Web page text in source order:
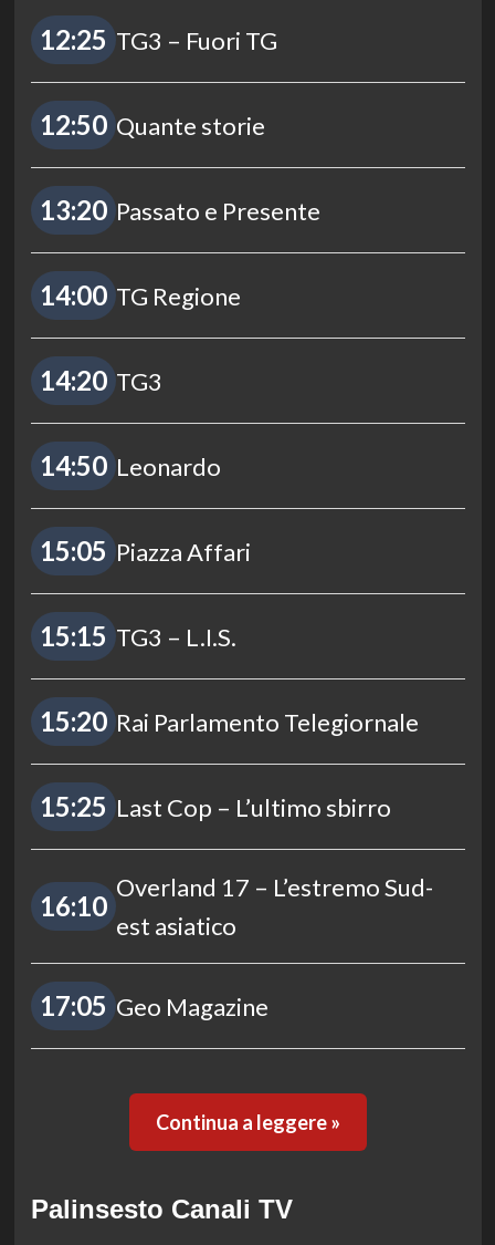
12:25 TG3 – Fuori TG
12:50 Quante storie
13:20 Passato e Presente
14:00 TG Regione
14:20 TG3
14:50 Leonardo
15:05 Piazza Affari
15:15 TG3 – L.I.S.
15:20 Rai Parlamento Telegiornale
15:25 Last Cop – L’ultimo sbirro
16:10
Overland 17 – L’estremo Sud-
est asiatico
17:05 Geo Magazine
Continua a leggere »
Palinsesto Canali TV